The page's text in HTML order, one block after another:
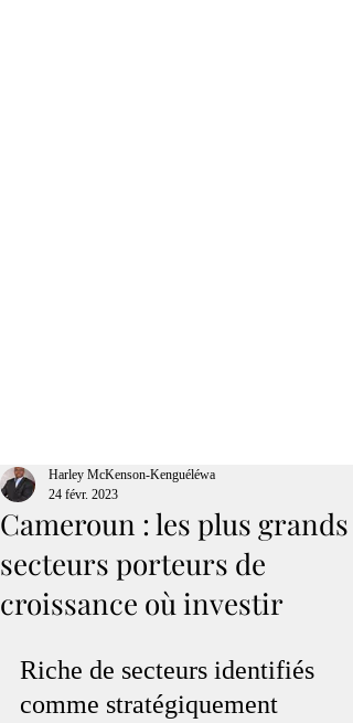
Cameroun : les plus grands
secteurs porteurs de
croissance où investir
Harley McKenson-Kenguéléwa
24 févr. 2023
Riche de secteurs identifiés
comme stratégiquement